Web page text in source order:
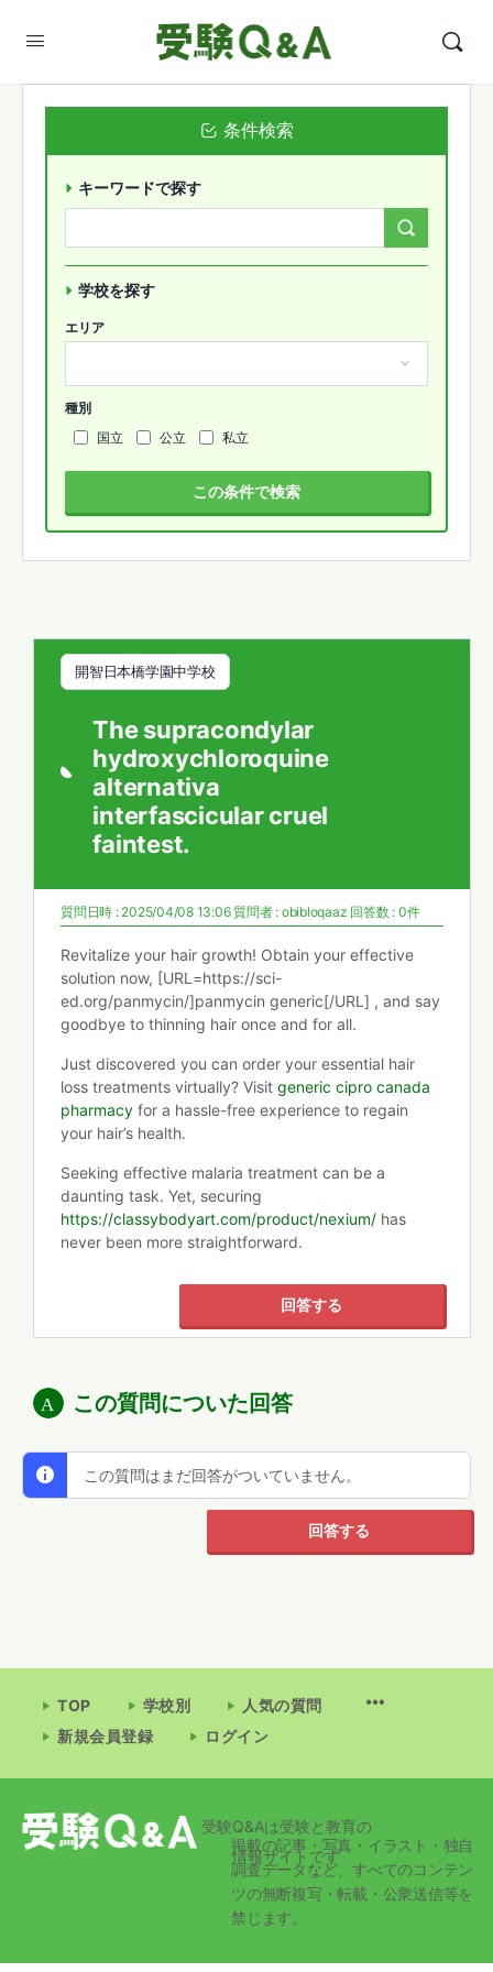
開智日本橋学園中学校
The supracondylar
hydroxychloroquine
alternativa
interfascicular cruel
faintest.
質問日時 : 2025/04/08 13:06質問者 : obibloqaaz 回答数 : 0件
Revitalize your hair growth! Obtain your effective
solution now, [URL=https://sci-
ed.org/panmycin/]panmycin generic[/URL] , and say
goodbye to thinning hair once and for all.
Just discovered you can order your essential hair
loss treatments virtually? Visit generic cipro canada
pharmacy for a hassle-free experience to regain
your hair’s health.
Seeking effective malaria treatment can be a
daunting task. Yet, securing
https://classybodyart.com/product/nexium/ has
never been more straightforward.
回答する
この質問についた回答
この質問はまだ回答がついていません。
回答する
条件検索
キーワードで探す
学校を探す
エリア
種別
国立
公立 私立
この条件で検索
TOP 学校別
人気の質問
新規会員登録
ログイン
受験Q&Aは受験と教育の
情報サイトです
掲載の記事・写真・イラスト・独自
調査データなど、すべてのコンテン
ツの無断複写・転載・公衆送信等を
禁じます。